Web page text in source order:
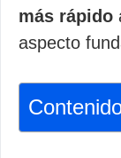
más rápido
aspecto